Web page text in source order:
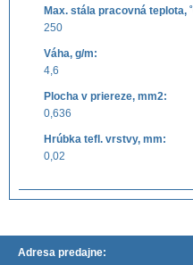
Max. stála pracovná teplota,
250
Váha, g/m:
4,6
Plocha v priereze, mm2:
0,636
Hrúbka tefl. vrstvy, mm:
0,02
Adresa predajne: